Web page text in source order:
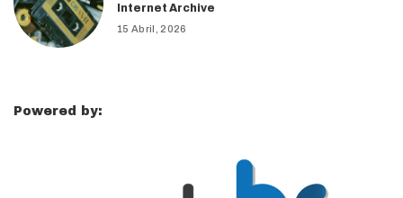
Internet Archive
15 Abril, 2026
Powered by: